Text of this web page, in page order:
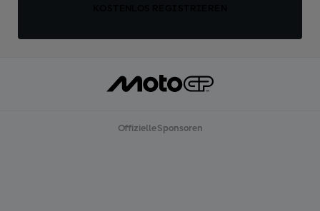
Offizielle Sponsoren